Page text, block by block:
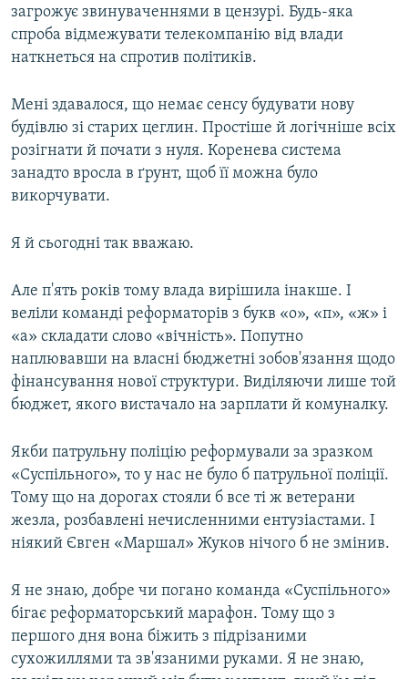
загрожує звинуваченнями в цензурі. Будь-яка
спроба відмежувати телекомпанію від влади
наткнеться на спротив політиків.
Мені здавалося, що немає сенсу будувати нову
будівлю зі старих цеглин. Простіше й логічніше всіх
розігнати й почати з нуля. Коренева система
занадто вросла в ґрунт, щоб її можна було
викорчувати.
Я й сьогодні так вважаю.
Але п'ять років тому влада вирішила інакше. І
веліли команді реформаторів з букв «о», «п», «ж» і
«а» складати слово «вічність». Попутно
наплювавши на власні бюджетні зобов'язання щодо
фінансування нової структури. Виділяючи лише той
бюджет, якого вистачало на зарплати й комуналку.
Якби патрульну поліцію реформували за зразком
«Суспiльного», то у нас не було б патрульної поліції.
Тому що на дорогах стояли б все ті ж ветерани
жезла, розбавлені нечисленними ентузіастами. І
ніякий Євген «Маршал» Жуков нічого б не змінив.
Я не знаю, добре чи погано команда «Суспiльного»
бігає реформаторський марафон. Тому що з
першого дня вона біжить з підрізаними
сухожиллями та зв'язаними руками. Я не знаю,